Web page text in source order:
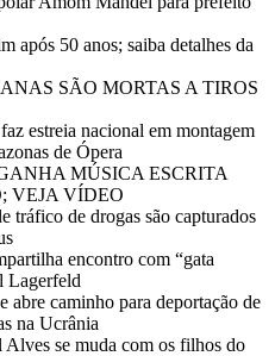
após 50 anos; saiba detalhes da
SÃO MORTAS A TIROS
estreia nacional em montagem
de Ópera
MÚSICA ESCRITA
VEJA VÍDEO
tráfico de drogas são capturados
encontro com “gata
Lagerfeld
abre caminho para deportação de
na Ucrânia
se muda com os filhos do